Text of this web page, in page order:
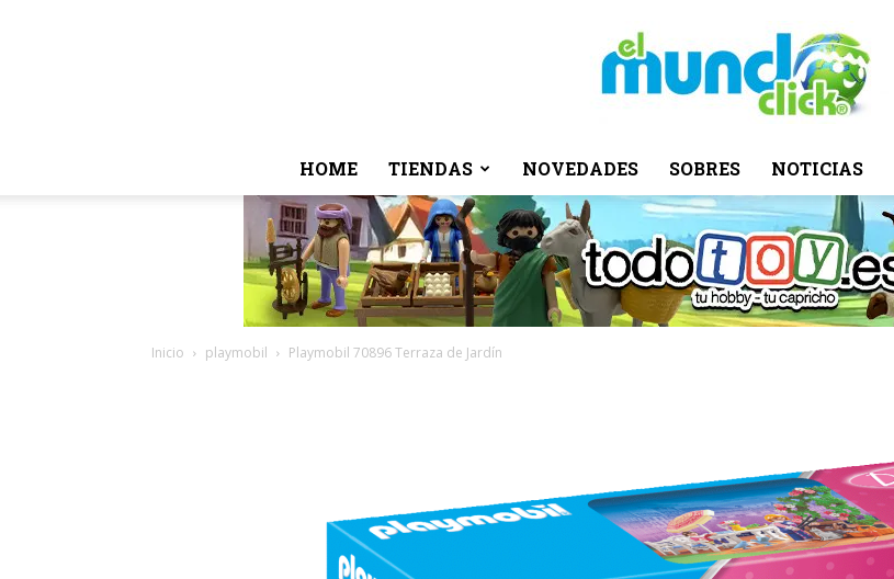
El
Click
HOME TIENDAS NOVEDADES SOBRES NOTICIAS
Inicio playmobil Playmobil 70896 Terraza de Jardín